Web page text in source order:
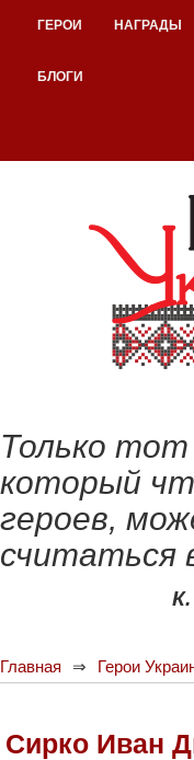
ГЕРОИ НАГРАДЫ
БЛОГИ
Только тот
который
героев,
считаться
Главная Герои
Сирко Иван